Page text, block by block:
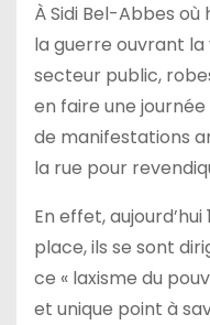
À Sidi Bel-Abbes
la guerre ouvrant la
secteur public,
en faire une
de manifestations
la rue pour
En effet,
place, ils se sont
ce « laxisme du
et unique point à